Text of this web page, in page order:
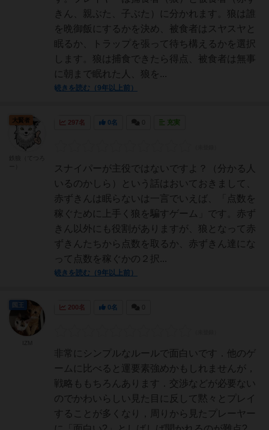
きん、親ぶた、子ぶた）に分かれます。狼は誰
を晩御飯にするかを決め、被食者はスヤスヤと
眠るか、トラップを張って待ち構えるかを選択
します。狼は捕食できたら得点、被食者は無事
に朝まで眠れた人、狼を...
続きを読む（9年以上前）
297名 0名 充実
スナイパーが主役ではないですよ？（分かる人
いるのかしら）という話はおいておきまして、
赤ずきんは眠らないは一言でいえば、「点数を
稼ぐために上手く狼を騙すゲーム」です。赤ず
きん以外にも役割がありますが、狼となって赤
ずきんたちから点数を取るか、赤ずきん達にな
って点数を稼ぐかの２択...
続きを読む（9年以上前）
大賢者
200名 0名
非常にシンプルなルールで面白いです．他のゲ
ームに比べると運要素強めかもしれませんが，
戦略ももちろんあります．交渉などが必要ない
のでかわいらしい見た目に反して黙々とプレイ
することが多くなり，周りから見たプレーヤー
国王